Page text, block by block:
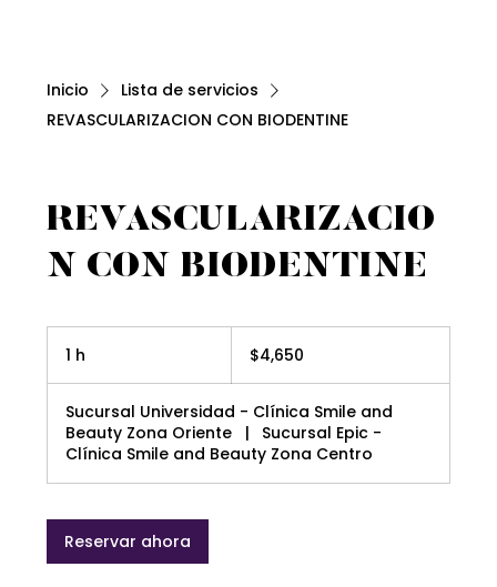
Inicio
Lista de servicios
REVASCULARIZACION CON BIODENTINE
REVASCULARIZACIO
N CON BIODENTINE
1 h
mexicanos
$4,650
Sucursal Universidad - Clínica Smile and
Beauty Zona Oriente
|
Sucursal Epic -
Clínica Smile and Beauty Zona Centro
Reservar ahora